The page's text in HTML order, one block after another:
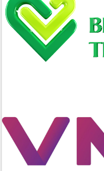
Đắk Lắk định vị thương hiệu du lịch
“Biển – Rừng – Cà phê” trong không
gian phát triển mới
Hội nghị chia sẻ kinh nghiệm, chuyển
giao kỹ thuật y tế, định hướng phát
triển chuyên sâu đến 2030
trương tái thiết cuộc sống người dân
sau thiên tai
Tập trung nâng cao chất lượng, tổ
chức sản xuất sầu riêng theo hướng
bền vững